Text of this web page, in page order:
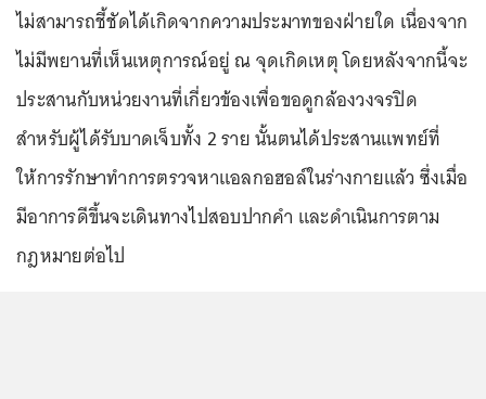
ไม่สามารถชี้ชัดได้เกิดจากความประมาทของฝ่ายใด เนื่องจาก
ไม่มีพยานที่เห็นเหตุการณ์อยู่ ณ จุดเกิดเหตุ โดยหลังจากนี้จะ
ประสานกับหน่วยงานที่เกี่ยวข้องเพื่อขอดูกล้องวงจรปิด
สำหรับผู้ได้รับบาดเจ็บทั้ง 2 ราย นั้นตนได้ประสานแพทย์ที่
ให้การรักษาทำการตรวจหาแอลกอฮอล์ในร่างกายแล้ว ซึ่งเมื่อ
มีอาการดีขึ้นจะเดินทางไปสอบปากคำ และดำเนินการตาม
กฎหมายต่อไป